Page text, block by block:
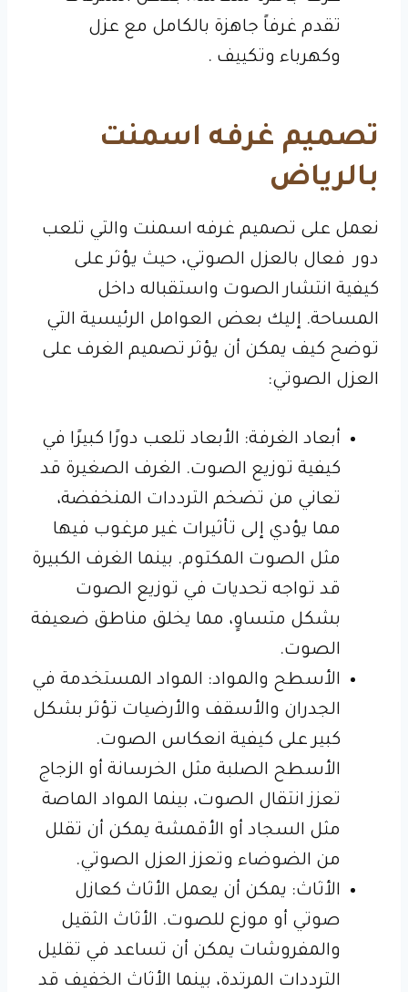
تقدم غرفاً جاهزة بالكامل مع عزل
وكهرباء وتكييف .
تصميم غرفه اسمنت
بالرياض
نعمل على تصميم غرفه اسمنت والتي تلعب
دور فعال بالعزل الصوتي، حيث يؤثر على
كيفية انتشار الصوت واستقباله داخل
المساحة. إليك بعض العوامل الرئيسية التي
توضح كيف يمكن أن يؤثر تصميم الغرف على
العزل الصوتي:
أبعاد الغرفة: الأبعاد تلعب دورًا كبيرًا في
كيفية توزيع الصوت. الغرف الصغيرة قد
تعاني من تضخم الترددات المنخفضة،
مما يؤدي إلى تأثيرات غير مرغوب فيها
مثل الصوت المكتوم. بينما الغرف الكبيرة
قد تواجه تحديات في توزيع الصوت
بشكل متساوٍ، مما يخلق مناطق ضعيفة
الصوت.
الأسطح والمواد: المواد المستخدمة في
الجدران والأسقف والأرضيات تؤثر بشكل
كبير على كيفية انعكاس الصوت.
الأسطح الصلبة مثل الخرسانة أو الزجاج
تعزز انتقال الصوت، بينما المواد الماصة
مثل السجاد أو الأقمشة يمكن أن تقلل
من الضوضاء وتعزز العزل الصوتي.
الأثاث: يمكن أن يعمل الأثاث كعازل
صوتي أو موزع للصوت. الأثاث الثقيل
والمفروشات يمكن أن تساعد في تقليل
الترددات المرتدة، بينما الأثاث الخفيف قد